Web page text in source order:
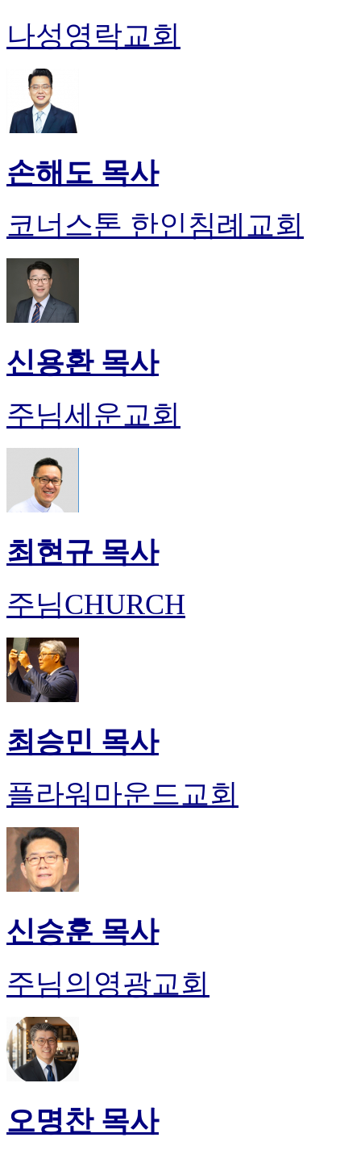
나성영락교회
손해도 목사
코너스톤 한인침례교회
신용환 목사
주님세운교회
최현규 목사
주님CHURCH
최승민 목사
플라워마운드교회
신승훈 목사
주님의영광교회
오명찬 목사